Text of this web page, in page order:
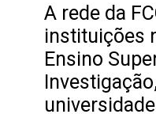
A rede da
instituições
Ensino